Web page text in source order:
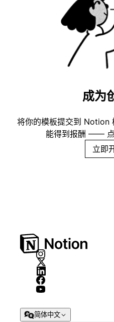
成为
将你的模板提交到 Notion
能得到报酬 —— 点
立即
简体中文